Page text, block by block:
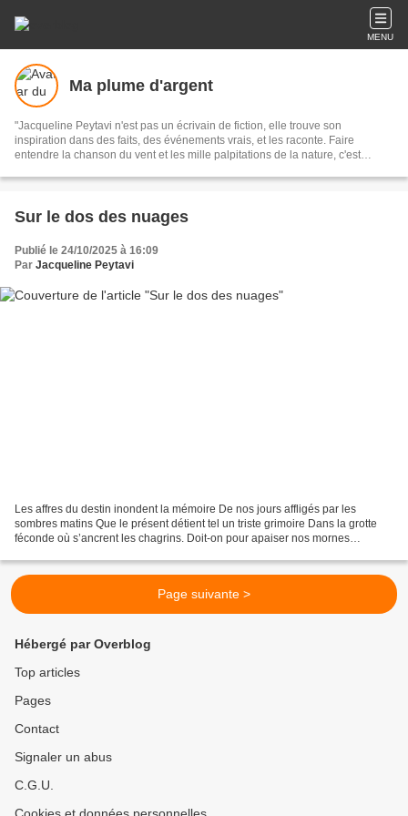
MENU
Ma plume d'argent
"Jacqueline Peytavi n'est pas un écrivain de fiction, elle trouve son
inspiration dans des faits, des événements vrais, et les raconte. Faire
entendre la chanson du vent et les mille palpitations de la nature, c'est
Sur le dos des nuages
Publié le 24/10/2025 à 16:09
Par Jacqueline Peytavi
Les affres du destin inondent la mémoire De nos jours affligés par les
sombres matins Que le présent détient tel un triste grimoire Dans la grotte
féconde où s’ancrent les chagrins. Doit-on pour apaiser nos mornes
Page suivante >
Hébergé par Overblog
Top articles
Pages
Contact
Signaler un abus
C.G.U.